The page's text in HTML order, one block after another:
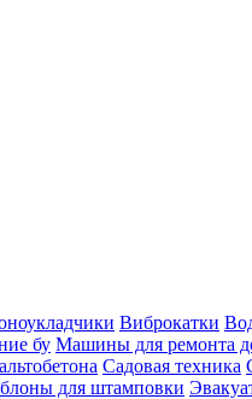
Виброкатки
бу Машины для ремонта
Садовая техника
для штамповки